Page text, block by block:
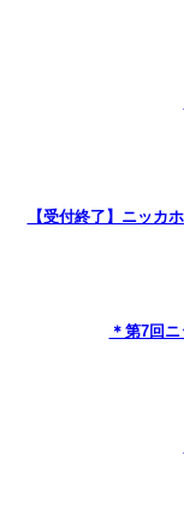
【受付終了】ニッカ
＊第7回